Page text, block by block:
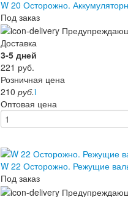
W 20 Осторожно.
Под заказ
Доставка
3-5 дней
221 руб.
Розничная цена
210 руб.i
Оптовая цена
W 22 Осторожно. Режущие
Под заказ